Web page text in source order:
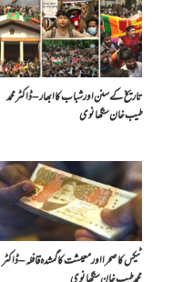
تاریخ کے سنن اور شباب کا ابھار – ڈاکٹر محمد
طیب خان سنگھانوی
ٹیکس کا صحرا اور معیشت کا گمشدہ قافلہ – ڈاکٹر